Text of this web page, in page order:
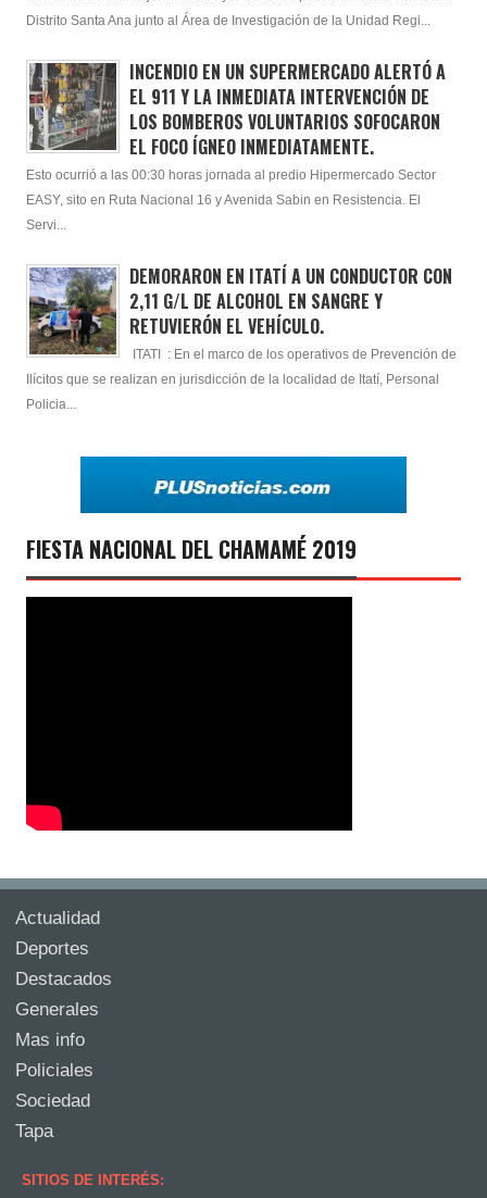
Distrito Santa Ana junto al Área de Investigación de la Unidad Regi...
INCENDIO EN UN SUPERMERCADO ALERTÓ A
EL 911 Y LA INMEDIATA INTERVENCIÓN DE
LOS BOMBEROS VOLUNTARIOS SOFOCARON
EL FOCO ÍGNEO INMEDIATAMENTE.
Esto ocurrió a las 00:30 horas jornada al predio Hipermercado Sector
EASY, sito en Ruta Nacional 16 y Avenida Sabin en Resistencia. El
Servi...
DEMORARON EN ITATÍ A UN CONDUCTOR CON
2,11 G/L DE ALCOHOL EN SANGRE Y
RETUVIERÓN EL VEHÍCULO.
ITATI : En el marco de los operativos de Prevención de
Ilícitos que se realizan en jurisdicción de la localidad de Itatí, Personal
Policia...
FIESTA NACIONAL DEL CHAMAMÉ 2019
Actualidad
Deportes
Destacados
Generales
Mas info
Policiales
Sociedad
Tapa
SITIOS DE INTERÉS: